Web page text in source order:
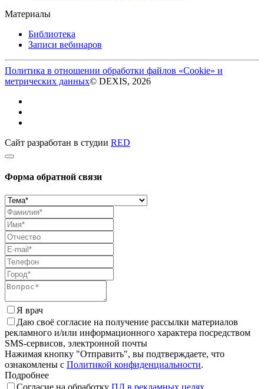
Материалы
Библиотека
Записи вебинаров
Политика в отношении обработки файлов «Cookie» и
метрических данных© DEXIS, 2026
Сайт разработан в студии RED
Форма обратной связи
Я врач
Даю своё согласие на получение рассылки материалов
рекламного и/или информационного характера посредством
SMS-сервисов, электронной почты
Нажимая кнопку "Отправить", вы подтверждаете, что
ознакомлены с Политикой конфиденциальности.
Подробнее
Согласие на обработку ПД в рекламных целях